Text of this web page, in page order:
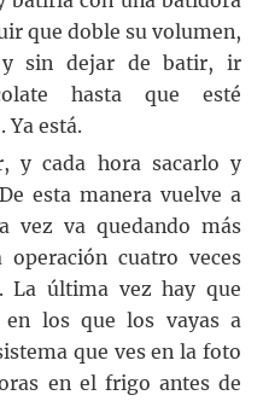
que doble su volumen,
sin dejar de batir, ir
hasta que esté
está.
y cada hora sacarlo y
esta manera vuelve a
vez va quedando más
cuatro veces
La última vez hay que
los que los vayas a
que ves en la foto
en el frigo antes de